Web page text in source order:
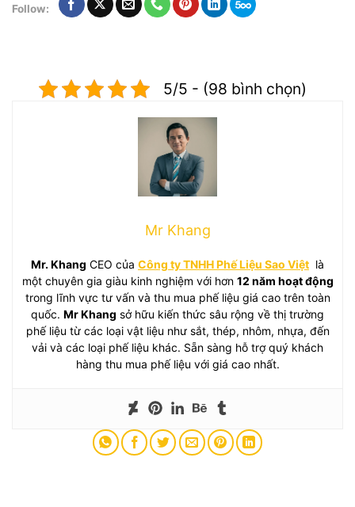
Follow:
5/5 - (98 bình chọn)
Mr Khang
Mr. Khang CEO của Công ty TNHH Phế Liệu Sao Việt là
một chuyên gia giàu kinh nghiệm với hơn 12 năm hoạt động
trong lĩnh vực tư vấn và thu mua phế liệu giá cao trên toàn
quốc. Mr Khang sở hữu kiến thức sâu rộng về thị trường
phế liệu từ các loại vật liệu như sắt, thép, nhôm, nhựa, đến
vải và các loại phế liệu khác. Sẵn sàng hỗ trợ quý khách
hàng thu mua phế liệu với giá cao nhất.